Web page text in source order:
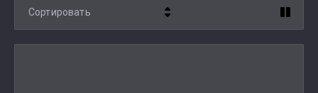
Сортировать